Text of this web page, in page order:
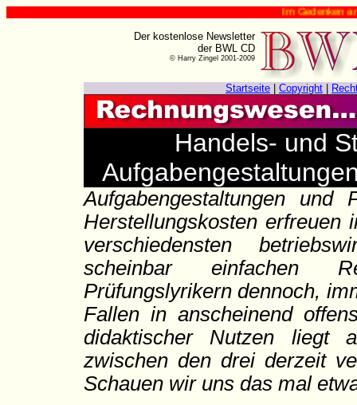
Im Gedenken an Harry
Der kostenlose Newsletter
der BWL CD
© Harry Zingel 2001-2009
Startseite Copyright
Handels- und
Aufgabengestaltungen und
Herstellungskosten erfreuen
verschiedensten
scheinbar einfachen
Prüfungslyrikern dennoch,
Fallen in anscheinend
didaktischer Nutzen liegt
zwischen den drei derzeit
Schauen wir uns das mal